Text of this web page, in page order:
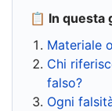
📋 In questa
Materiale
Chi
falso?
Ogni